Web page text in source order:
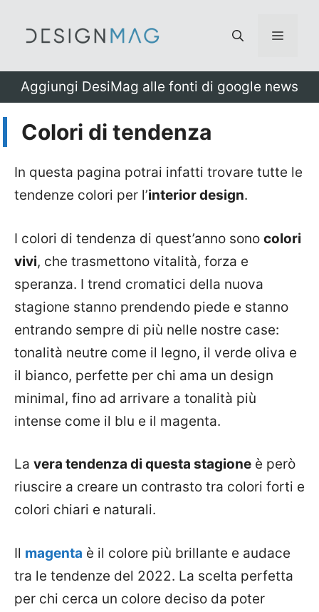
Menu
Aggiungi DesiMag alle fonti di google news
Colori di tendenza
In questa pagina potrai infatti trovare tutte le
tendenze colori per l’interior design.
I colori di tendenza di quest’anno sono colori
vivi, che trasmettono vitalità, forza e
speranza. I trend cromatici della nuova
stagione stanno prendendo piede e stanno
entrando sempre di più nelle nostre case:
tonalità neutre come il legno, il verde oliva e
il bianco, perfette per chi ama un design
minimal, fino ad arrivare a tonalità più
intense come il blu e il magenta.
La vera tendenza di questa stagione è però
riuscire a creare un contrasto tra colori forti e
colori chiari e naturali.
Il magenta è il colore più brillante e audace
tra le tendenze del 2022. La scelta perfetta
per chi cerca un colore deciso da poter